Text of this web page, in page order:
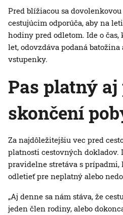
Pred blížiacou sa
cestujúcim odporúča, aby na
hodiny pred odletom. Ide o čas,
let, odovzdáva podaná
vstupenky.
Pas platný aj
skončení
Za najdôležitejšiu vec pred
platnosti cestovných dokladov.
pravidelne stretáva s prípadmi,
odletieť pre neplatný alebo
„Aj denne sa nám stáva, že
jeden člen rodiny, alebo